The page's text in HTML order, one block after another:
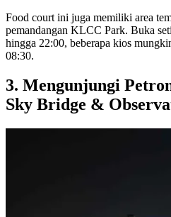
Food court ini juga memiliki area
pemandangan KLCC Park. Buka
hingga 22:00, beberapa kios
08:30.
3. Mengunjungi
Sky Bridge &